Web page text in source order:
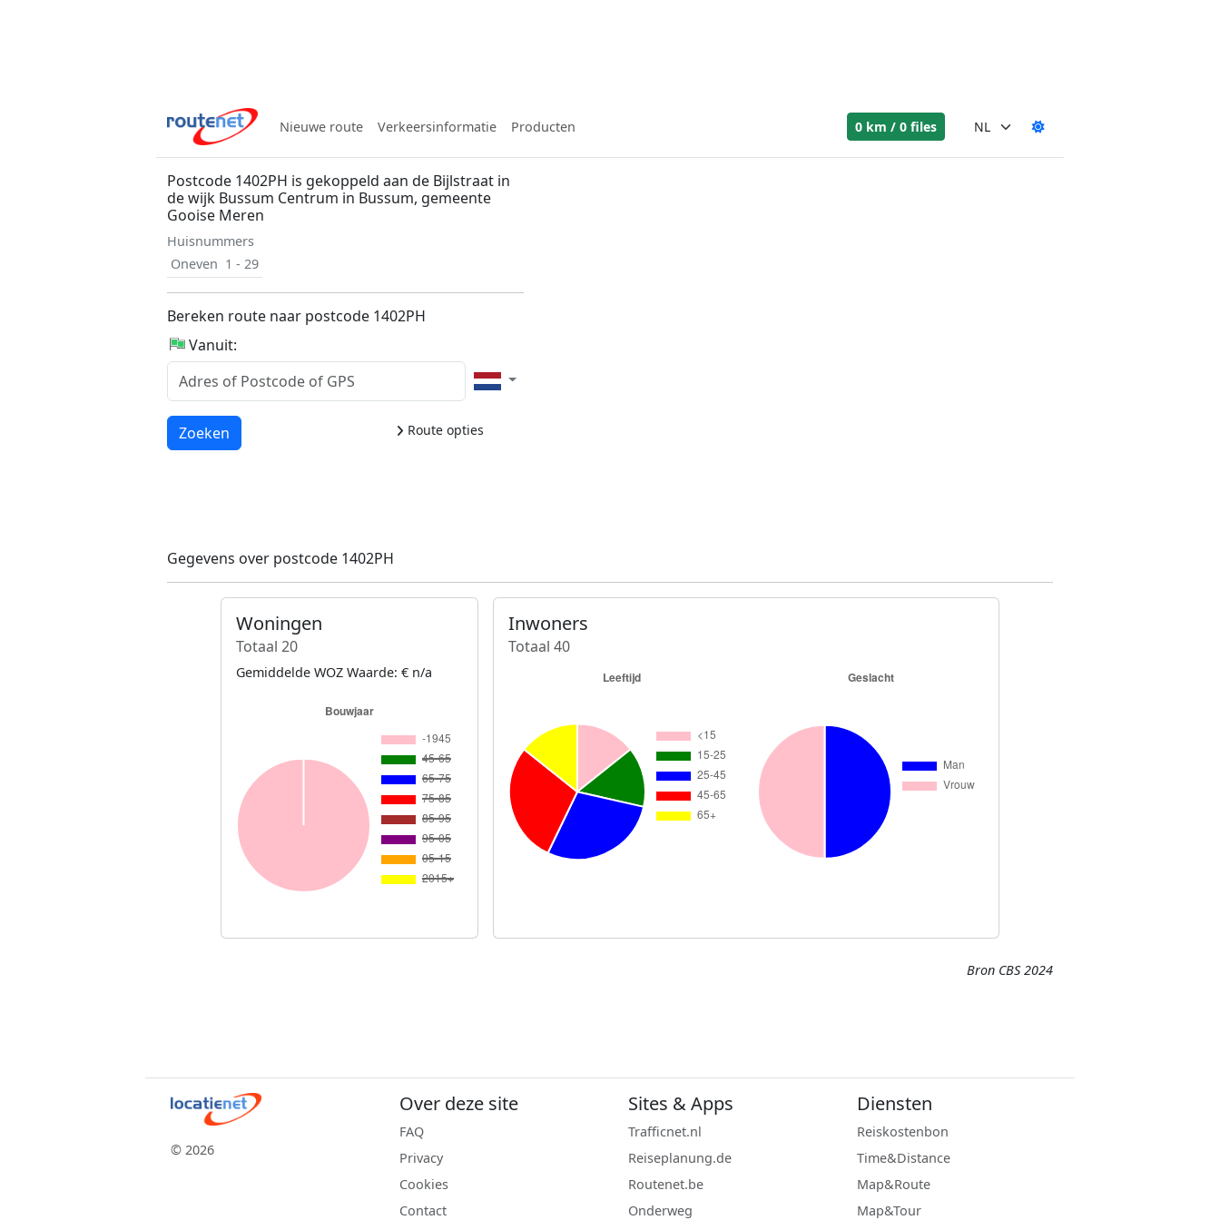
Nieuwe route Verkeersinformatie Producten 0 km / 0 files
Postcode 1402PH is gekoppeld aan de Bijlstraat in
de wijk Bussum Centrum in Bussum, gemeente
Gooise Meren
Huisnummers
Oneven 1 - 29
Bereken route naar postcode 1402PH
Vanuit:
Route opties
Laden...
Zoeken
Gegevens over postcode 1402PH
Woningen
Totaal 20
Gemiddelde WOZ Waarde: € n/a
Inwoners
Totaal 40
Bron CBS 2024
© 2026
Over deze site
FAQ
Privacy
Cookies
Contact
Sites & Apps
Trafficnet.nl
Reiseplanung.de
Routenet.be
Onderweg
Diensten
Reiskostenbon
Time&Distance
Map&Route
Map&Tour